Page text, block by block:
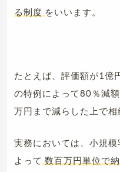
る制度 をいいます。
たとえば、評価額が1億
の特例によって80％減
万円まで減らした上で相
実務においては、小規
よって 数百万円単位で